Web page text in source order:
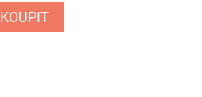
KOUPIT